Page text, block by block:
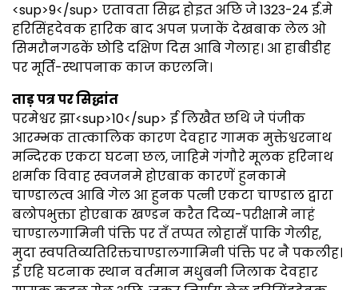
<sup>9</sup> एतावता सिद्ध होइत अछि जे 1323-24 ई.मे
हरिसिंहदेवक हारिक बाद अपन प्रजाकें देखबाक लेल ओ
सिमरौनगढकें छोडि दक्षिण दिस आबि गेलाह। आ हाबीडीह
पर मूर्ति-स्थापनाक काज कएलनि।
ताड़ पत्र पर सिद्धांत
परमेश्वर झा<sup>10</sup> ई लिखैत छथि जे पंजीक
आरम्भक तात्कालिक कारण देवहार गामक मुक्तेश्वरनाथ
मन्दिरक एकटा घटना छल, जाहिमे गंगौरे मूलक हरिनाथ
शर्माक विवाह स्वजनमे होएबाक कारणें हुनकामे
चाण्डालत्व आबि गेल आ हुनक पत्नी एकटा चाण्डाल द्वारा
बलोपभुक्ता होएबाक खण्डन करैत दिव्य-परीक्षामे नाहं
चाण्डालगामिनी पंक्ति पर तँ तप्पत लोहासँ पाकि गेलीह,
मुदा स्वपतिव्यतिरिक्तचाण्डालगामिनी पंक्ति पर नै पकलीह।
ई एहि घटनाक स्थान वर्तमान मधुबनी जिलाक देवहार